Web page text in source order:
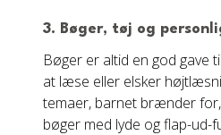
3. Bøger, tøj og
Bøger er altid en god gave
at læse eller elsker
temaer, barnet brænder
bøger med lyde og flap-